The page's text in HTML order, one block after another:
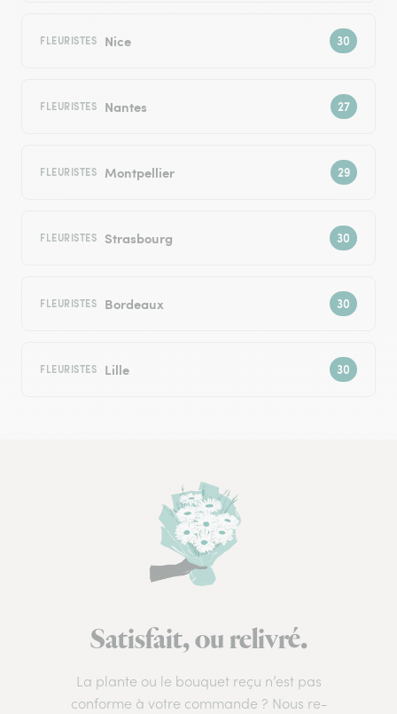
FLEURISTES Nice
FLEURISTES Nantes
FLEURISTES Montpellier
FLEURISTES Strasbourg
FLEURISTES Bordeaux
FLEURISTES Lille
Satisfait, ou relivré.
La plante ou le bouquet reçu n’est pas
conforme à votre commande ? Nous re-